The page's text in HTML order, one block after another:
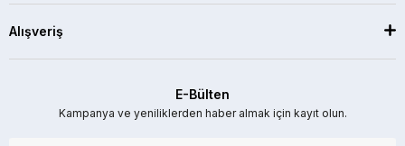
Alışveriş
E-Bülten
Kampanya ve yeniliklerden haber almak için kayıt olun.